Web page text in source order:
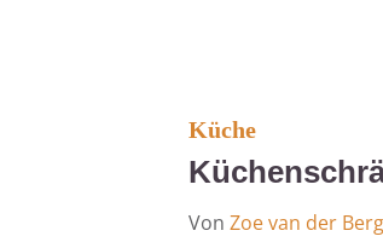
Küche
Von Zoe van der Berg